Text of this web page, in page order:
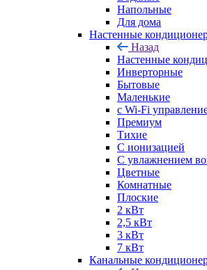
Напольные
Для дома
Настенные
Назад
Настенные
Инверторные
Бытовые
Маленькие
с Wi-Fi
Премиум
Тихие
С ионизацией
С увлажнением
Цветные
Комнатные
Плоские
2 кВт
2,5 кВт
3 кВт
7 кВт
Канальные